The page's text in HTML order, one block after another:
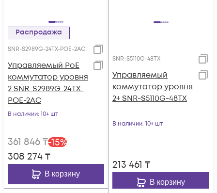
Распродажа
SNR-S2989G-24TX-POE-2AC
Управляемый PoE
коммутатор уровня
2 SNR-S2989G-24TX-
POE-2AC
В наличии: 10+ шт
361 846₸-15%
308 274₸
В корзину
SNR-S5110G-48TX
Управляемый
коммутатор уровня
2+ SNR-S5110G-48TX
В наличии: 10+ шт
213 461 ₸
В корзину